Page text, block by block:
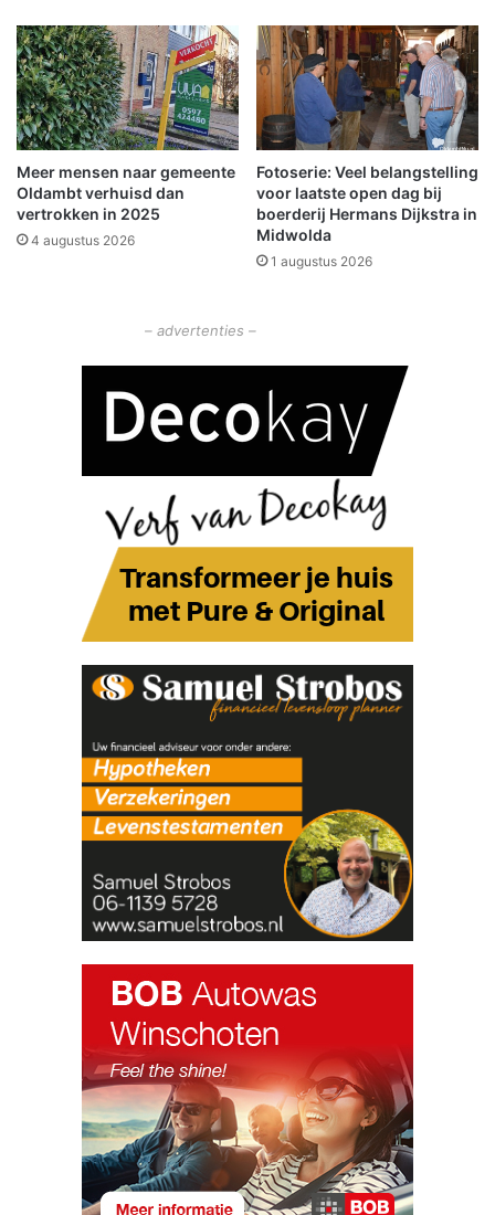
e
a
m
b
t
e
n
a
r
e
a
l
d
e
f
e
c
t
i
n
Meer mensen naar gemeente
Oldambt verhuisd dan
vertrokken in 2025
4 augustus 2026
Fotoserie: Veel belangstelling
voor laatste open dag bij
boerderij Hermans Dijkstra in
Midwolda
1 augustus 2026
– advertenties –